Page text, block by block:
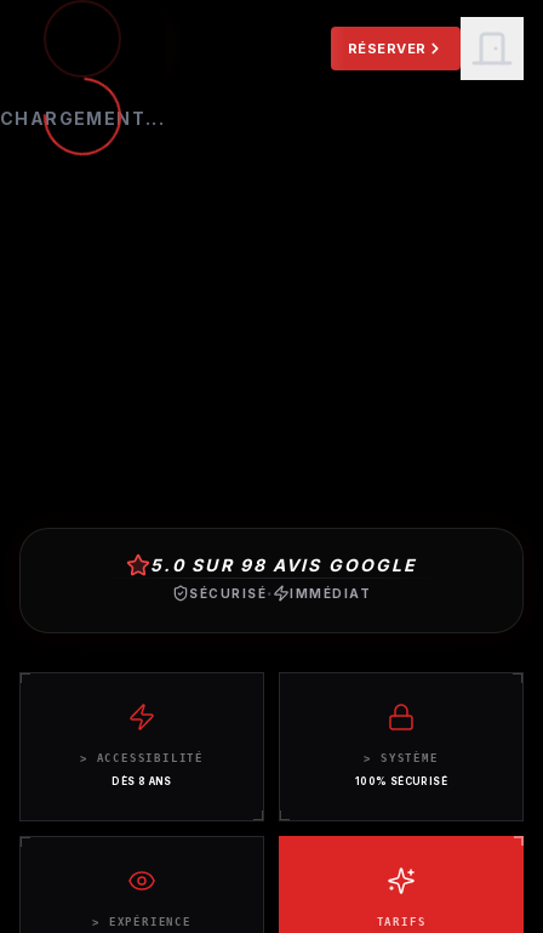
Aller au contenu principal
RÉSERVER
CONTACT
RÉSERVER MAINTENANT
CHARGEMENT...
5.0 SUR 98 AVIS GOOGLE
SÉCURISÉ· IMMÉDIAT
>
ACCESSIBILITÉ
DÈS 8 ANS
>
SYSTÈME
100% SÉCURISÉ
>
EXPÉRIENCE
TARIFS